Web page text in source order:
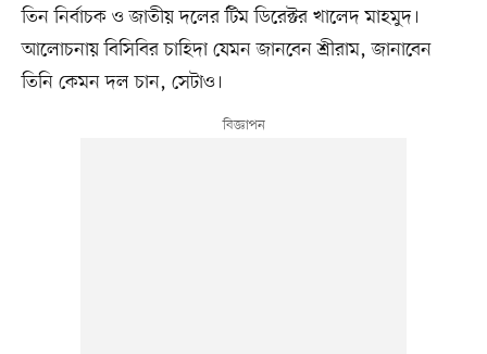
তিন নির্বাচক ও জাতীয় দলের টিম ডিরেক্টর খালেদ মাহমুদ।
আলোচনায় বিসিবির চাহিদা যেমন জানবেন শ্রীরাম, জানাবেন
তিনি কেমন দল চান, সেটাও।